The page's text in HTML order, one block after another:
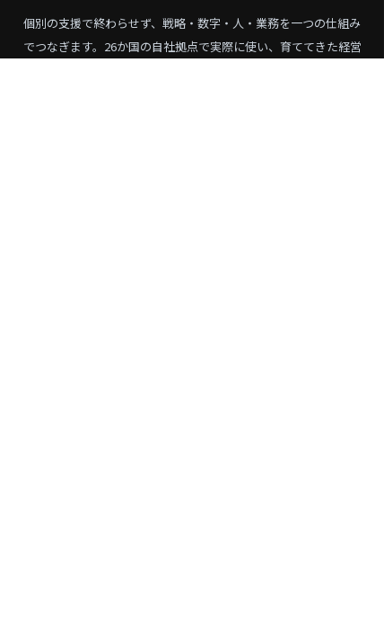
個別の支援で終わらせず、戦略・数字・人・業務を一つの仕組み
でつなぎます。 26か国の自社拠点で実際に使い、育ててきた経営